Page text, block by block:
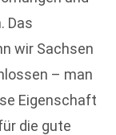
Das
wir Sachsen
– man
Eigenschaft
die gute